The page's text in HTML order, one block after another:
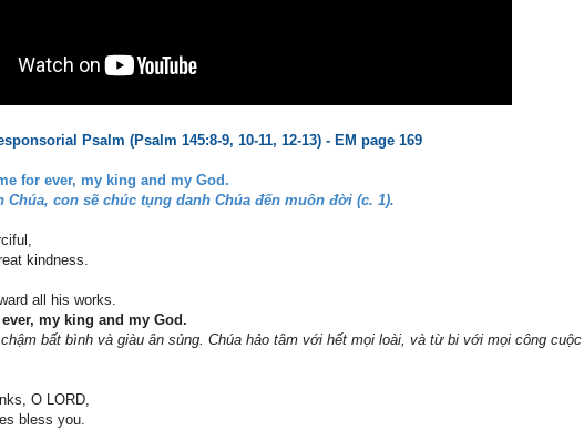
Psalm (Psalm 145:8-9, 10-11, 12-13) - EM page 169
for ever, my king and my God.
Chúa, con sẽ chúc tụng danh Chúa đến muôn đời (c. 1).
kindness.
all his works.
my king and my God.
bất bình và giàu ân sủng. Chúa hảo tâm với hết mọi loài, và từ bi với mọi công cuộc
O LORD,
bless you.